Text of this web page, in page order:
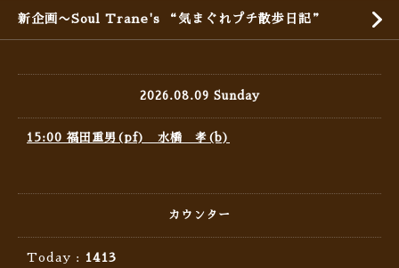
新企画〜Soul Trane's “気まぐれプチ散歩日記”
2026.08.09 Sunday
15:00 福田重男(pf) 水橋 孝(b)
カウンター
Today : 1413